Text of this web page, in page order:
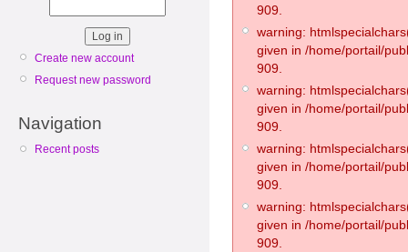
Create new account
Request new password
Navigation
Recent posts
909.
warning:
given in /home/portail/
909.
warning:
given in /home/portail/
909.
warning:
given in /home/portail/
909.
warning:
given in /home/portail/
909.